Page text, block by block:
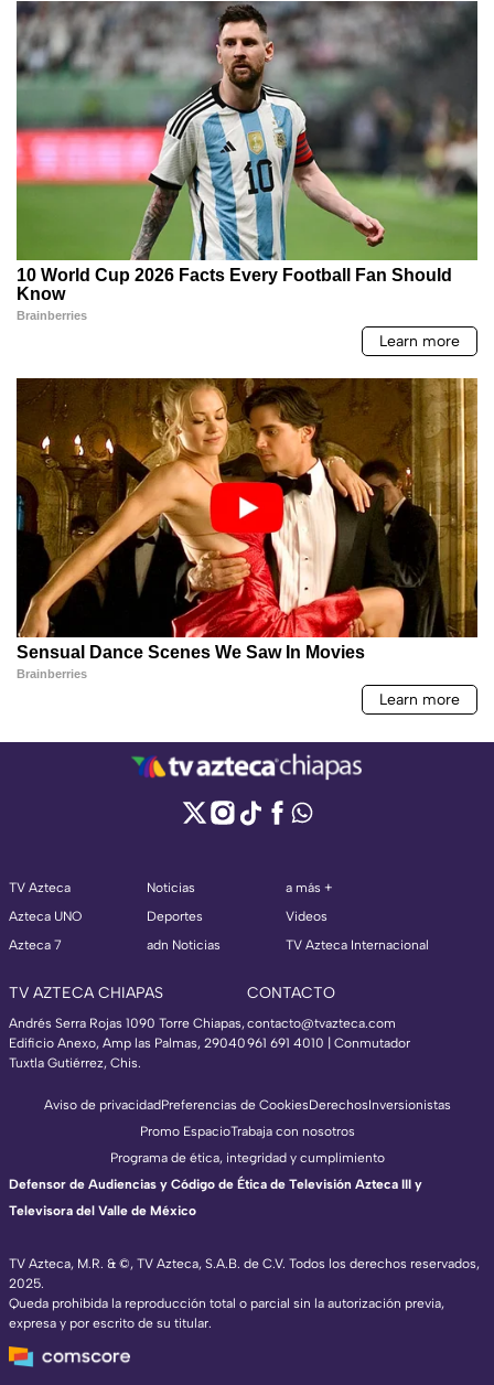
TV Azteca
Azteca UNO
Azteca 7
Noticias
Deportes
adn Noticias
a más +
Videos
TV Azteca Internacional
TV AZTECA CHIAPAS
Andrés Serra Rojas 1090 Torre Chiapas,
Edificio Anexo, Amp las Palmas, 29040
Tuxtla Gutiérrez, Chis.
CONTACTO
contacto@tvazteca.com
961 691 4010 | Conmutador
TV Azteca, M.R. & ©, TV Azteca, S.A.B. de C.V. Todos los derechos reservados,
2025.
Queda prohibida la reproducción total o parcial sin la autorización previa,
expresa y por escrito de su titular.
Aviso de privacidadPreferencias de CookiesDerechosInversionistas
Promo EspacioTrabaja con nosotros
Programa de ética, integridad y cumplimiento
Defensor de Audiencias y Código de Ética de Televisión Azteca III y
Televisora del Valle de México